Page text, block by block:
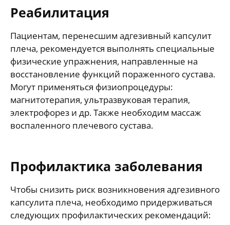
Реабилитация
Пациентам, перенесшим адгезивный капсулит
плеча, рекомендуется выполнять специальные
физические упражнения, направленные на
восстановление функций пораженного сустава.
Могут применяться физиопроцедуры:
магнитотерапия, ультразвуковая терапия,
электрофорез и др. Также необходим массаж
воспаленного плечевого сустава.
Профилактика заболевания
Чтобы снизить риск возникновения адгезивного
капсулита плеча, необходимо придерживаться
следующих профилактических рекомендаций: